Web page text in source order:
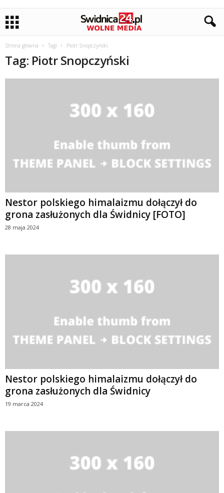
Strona główna Tagi Piotr Snopczyński
Tag: Piotr Snopczyński
Nestor polskiego himalaizmu dołączył do
grona zasłużonych dla Świdnicy [FOTO]
28 maja 2024
Nestor polskiego himalaizmu dołączył do
grona zasłużonych dla Świdnicy
19 marca 2024